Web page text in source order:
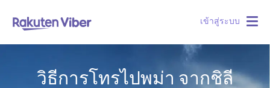
เข้าสู่ระบบ
วิธีการโทรไปพม่า จากชิลี